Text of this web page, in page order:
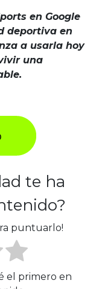
en Google
deportiva en
a usarla hoy
una
te ha
puntuarlo!
el primero en